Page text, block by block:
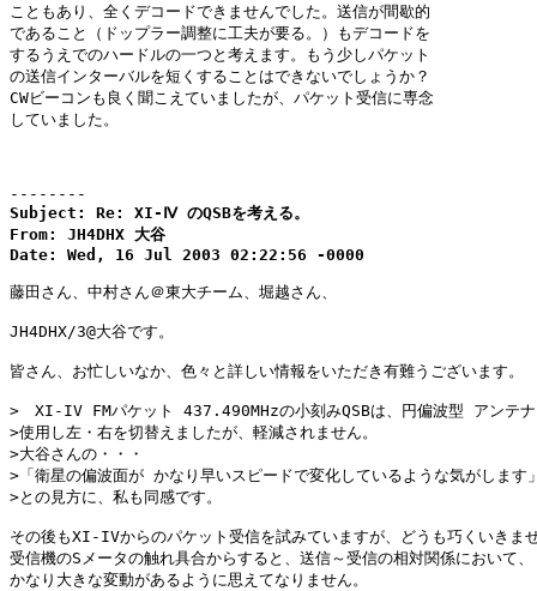
こともあり、全くデコードできませんでした。送信が間歇的
であること（ドップラー調整に工夫が要る。）もデコードを
するうえでのハードルの一つと考えます。もう少しパケット
の送信インターバルを短くすることはできないでしょうか？
CWビーコンも良く聞こえていましたが、パケット受信に専念
していました。
--------
Subject: Re: XI-Ⅳ のQSBを考える。
From: JH4DHX 大谷
Date: Wed, 16 Jul 2003 02:22:56 -0000
藤田さん、中村さん＠東大チーム、堀越さん、
JH4DHX/3@大谷です。
皆さん、お忙しいなか、色々と詳しい情報をいただき有難うございます。
>　XI-IV FMパケット 437.490MHzの小刻みQSBは、円偏波型 アンテ
>使用し左・右を切替えましたが、軽減されません。
>大谷さんの・・・
>「衛星の偏波面が かなり早いスピードで変化しているような気がします
>との見方に、私も同感です。
その後もXI-IVからのパケット受信を試みていますが、どうも巧くいきま
受信機のSメータの触れ具合からすると、送信～受信の相対関係において、
かなり大きな変動があるように思えてなりません。